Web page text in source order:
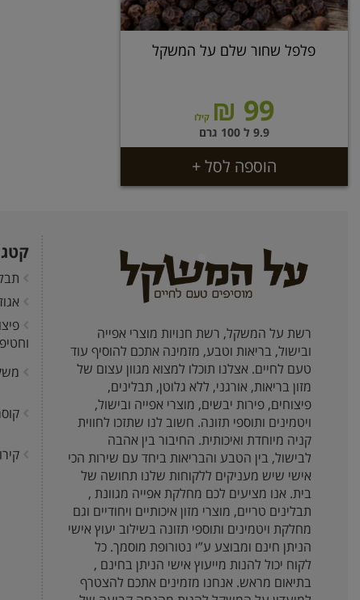
פלפל שחור שלם על המשקל
99 ₪ קילו
9.9 ל 100 גרם
הוספה לסל +
רשת על המשקל, רשת חנויות מוצרי אפייה
ובישול, בריאות וטבע, מזמינה אתכם להוסיף עוד
טעם לחיים. אצלנו תוכלו למצוא מגוון עצום של
מזון בריאות, אורגני, ללא גלוטן, תבלינים,
פיצוחים, פירות יבשים, מוצרי אפייה ובישול,
ויטמינים ותוספי תזונה. חשוב לנו שתזכו לחווית
קניה מיוחדת ואיכותית. החיבור בין אהבה
לבישול, בין הטבע והבריאות ביחד עם שירות הכי
אישי שיש מעניקים ללקוחות שלנו תחושה של
בית. אנו מציעים לכם מחלקת אפייה מגוונת ,
תבלינים טריים, מוצרי מזון איכותיים ויחודיים וגם
מחלקת ויטמינים ותוספי תזונה בשילוב יעוץ אישי
הניתן חינם ומבוצע ע”י נטורופת מוסמך. כל
לקוח יכול להנות מייעוץ אישי הניתן בחינם ,
בתיאום מראש. אנחנו מזמינים אתכם להצטרף